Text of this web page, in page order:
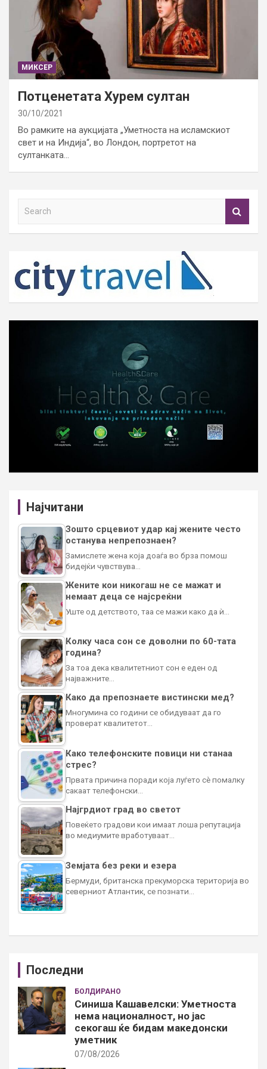
МИКСЕР
Потценетата Хурем султан
30/10/2021
Во рамките на аукцијата „Уметноста на исламскиот
свет и на Индија“, во Лондон, портретот на
султанката…
h
Најчитани
Зошто срцевиот удар кај жените често
останува непрепознаен?
Замислете жена која доаѓа во брза помош
бидејќи чувствува…
Жените кои никогаш не се мажат и
немаат деца се најсреќни
Уште од детството, таа се мажи како да ѝ…
Колку часа сон се доволни по 60-тата
година?
За тоа дека квалитетниот сон е еден од
најважните…
Како да препознаете вистински мед?
Многумина со години се обидуваат да го
проверат квалитетот…
Како телефонските повици ни станаа
стрес?
Првата причина поради која луѓето сè помалку
сакаат телефонски…
Најгрдиот град во светот
Повеќето градови кои имаат лоша репутација
во медиумите вработуваат…
Земјата без реки и езера
Бермуди, британска прекуморска територија во
северниот Атлантик, се познати…
Последни
БОЛДИРАНО
Синиша Кашавелски: Уметноста
нема националност, но јас
секогаш ќе бидам македонски
уметник
07/08/2026